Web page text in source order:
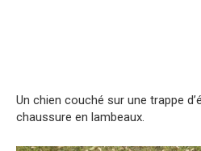
Un chien couché sur une trappe
chaussure en lambeaux.